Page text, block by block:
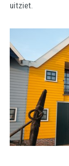
uitziet.